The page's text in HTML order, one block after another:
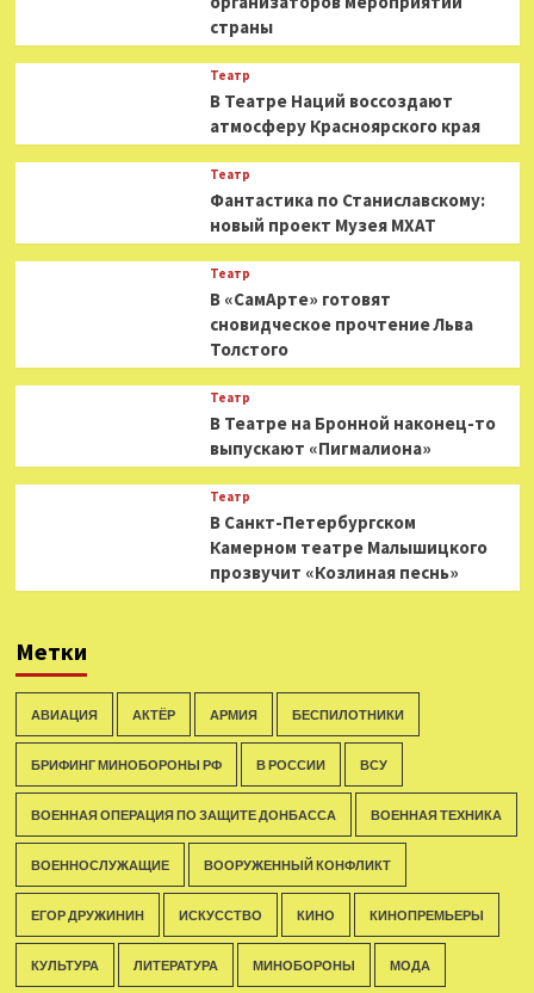
страны
Театр
В Театре Наций воссоздают
атмосферу Красноярского края
Театр
Фантастика по Станиславскому:
новый проект Музея МХАТ
Театр
В «СамАрте» готовят
сновидческое прочтение Льва
Толстого
Театр
В Театре на Бронной наконец-то
выпускают «Пигмалиона»
Театр
В Санкт-Петербургском
Камерном театре Малышицкого
прозвучит «Козлиная песнь»
Метки
АВИАЦИЯ АКТЁР АРМИЯ БЕСПИЛОТНИКИ
БРИФИНГ МИНОБОРОНЫ РФ В РОССИИ ВСУ
ВОЕННАЯ ОПЕРАЦИЯ ПО ЗАЩИТЕ ДОНБАССА ВОЕННАЯ ТЕХНИКА
ВОЕННОСЛУЖАЩИЕ ВООРУЖЕННЫЙ КОНФЛИКТ
ЕГОР ДРУЖИНИН ИСКУССТВО КИНО КИНОПРЕМЬЕРЫ
КУЛЬТУРА ЛИТЕРАТУРА МИНОБОРОНЫ МОДА